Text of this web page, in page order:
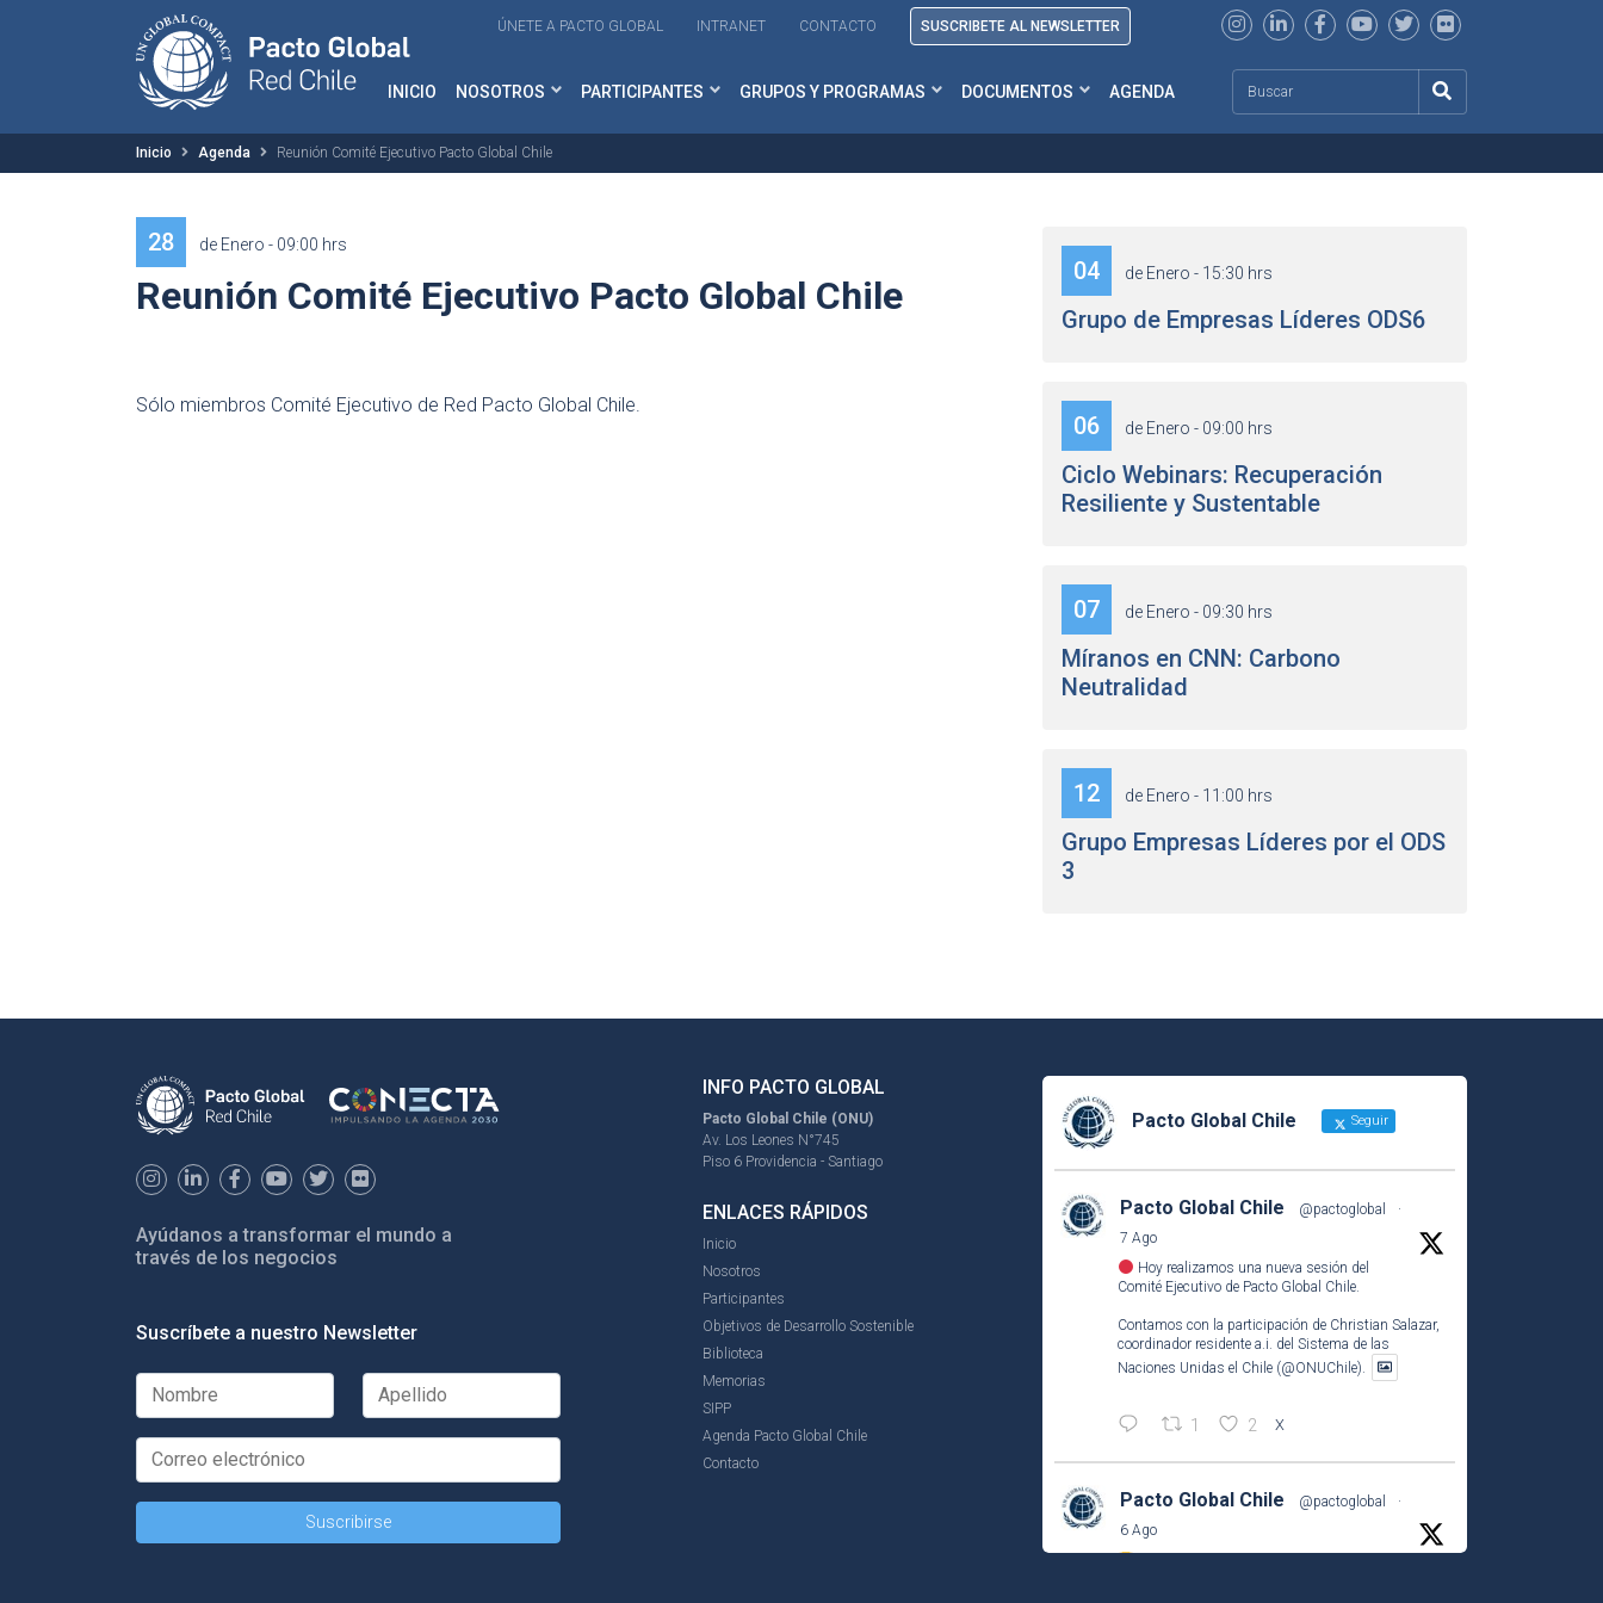
ÚNETE A PACTO GLOBAL INTRANET CONTACTO SUSCRIBETE AL NEWSLETTER
INICIO NOSOTROS PARTICIPANTES GRUPOS Y PROGRAMAS DOCUMENTOS AGENDA
Inicio Agenda Reunión Comité Ejecutivo Pacto Global Chile
28 de Enero - 09:00 hrs
Reunión Comité Ejecutivo Pacto Global Chile
Sólo miembros Comité Ejecutivo de Red Pacto Global Chile.
04 de Enero - 15:30 hrs
Grupo de Empresas Líderes ODS6
06 de Enero - 09:00 hrs
Ciclo Webinars: Recuperación
Resiliente y Sustentable
07 de Enero - 09:30 hrs
Míranos en CNN: Carbono
Neutralidad
12 de Enero - 11:00 hrs
Grupo Empresas Líderes por el ODS
3
Ayúdanos a transformar el mundo a
través de los negocios
Suscríbete a nuestro Newsletter
INFO PACTO GLOBAL
Pacto Global Chile (ONU)
Av. Los Leones N°745
Piso 6 Providencia - Santiago
ENLACES RÁPIDOS
Inicio
Nosotros
Participantes
Objetivos de Desarrollo Sostenible
Biblioteca
Memorias
SIPP
Agenda Pacto Global Chile
Contacto
Pacto Global Chile Seguir
Pacto Global Chile @pactoglobal
·
7 Ago
Hoy realizamos una nueva sesión del
Comité Ejecutivo de Pacto Global Chile.
Contamos con la participación de Christian Salazar,
coordinador residente a.i. del Sistema de las
Naciones Unidas el Chile (@ONUChile).
1 2 X
Pacto Global Chile @pactoglobal
·
6 Ago